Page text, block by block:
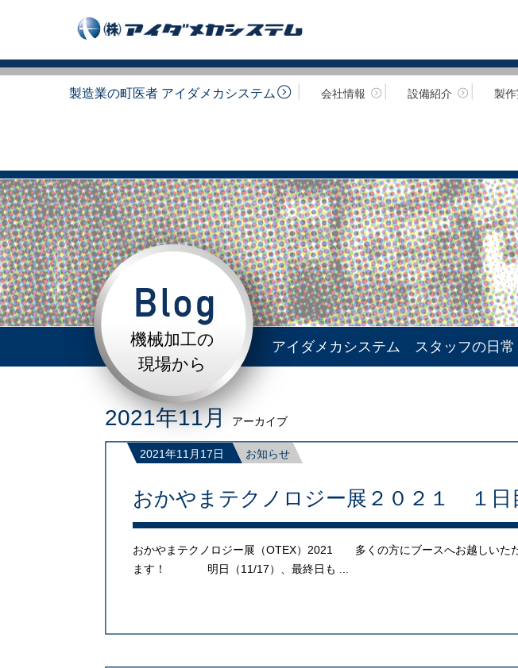
製造業の町医者 アイダメカシステム 会社情報 設備紹介 製
機械加工の
現場から
アイダメカシステム スタッフの日常
2021年11月 アーカイブ
2021年11月17日 お知らせ
おかやまテクノロジー展２０２１ １日
おかやまテクノロジー展（OTEX）2021 多くの方にブースへお越しい
ます！ 明日（11/17）、最終日も ...